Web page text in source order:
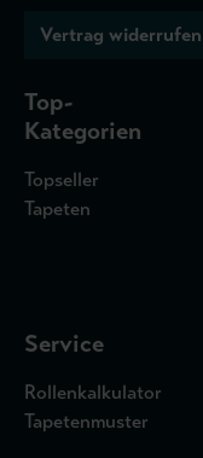
Vertrag widerrufen
Top-
Kategorien
Topseller
Tapeten
Service
Rollenkalkulator
Tapetenmuster